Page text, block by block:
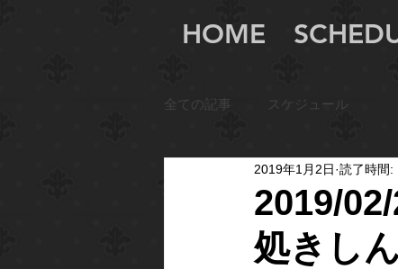
HOME
全ての記事 スケジュール
2019/
処きしん
2019年1月2日 読了時間: